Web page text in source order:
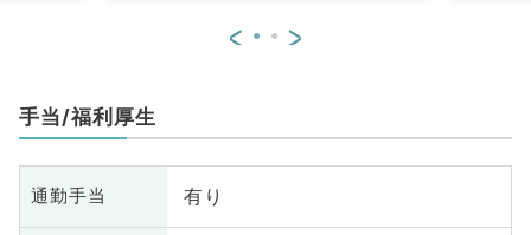
< >
手当/福利厚生
通勤手当 有り